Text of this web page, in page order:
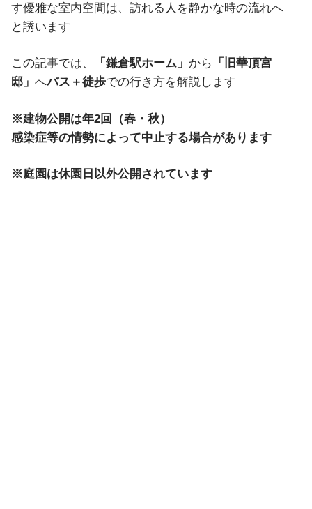
す優雅な室内空間は、訪れる人を静かな時の流れへ
と誘います
この記事では、 「鎌倉駅ホーム」 から
「旧華頂宮
邸」 へバス＋徒歩での行き方を解説します
※建物公開は年2回（春・秋）
感染症等の情勢によって中止する場合があります
※庭園は休園日以外公開されています